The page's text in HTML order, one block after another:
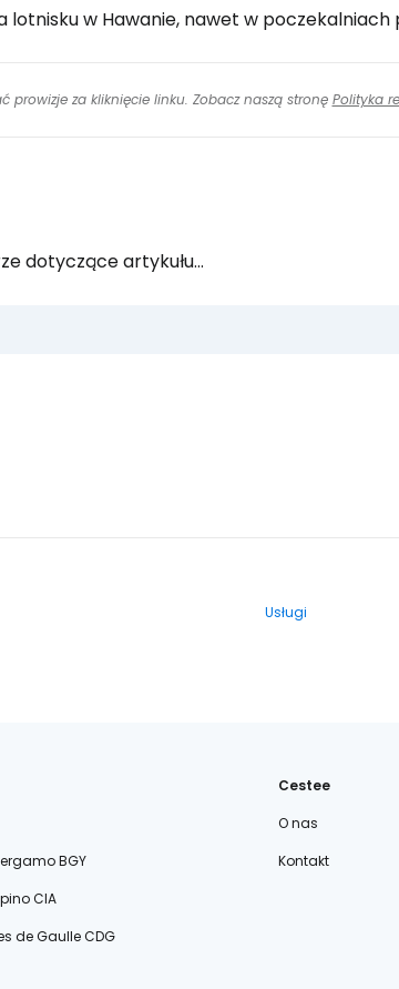
lotnisku w Hawanie, nawet w poczekalniach
prowizje za kliknięcie linku. Zobacz naszą stronę Polityka
dotyczące artykułu...
Usługi
BGY
CIA
de Gaulle CDG
Cestee
O nas
Kontakt